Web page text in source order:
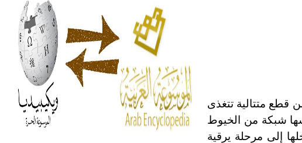
قطع متتالية تتغذى
شبكة من الخيوط
إلى مرحلة يرقية
التغذية، ورسالته في جروح الرأس.
ويعود له الفضل بأنه حرر الطب من
الدين والفلسفة.
- هل تعلم أن المرجان إفراز حيواني
يتكون في البحر ويتركب من مادة
كربونات الكلسيوم، وهو أحمر أو شديد
الحمرة وهو أجود أنواعه، ويمتاز بكبر
الحجم ويسمى الش